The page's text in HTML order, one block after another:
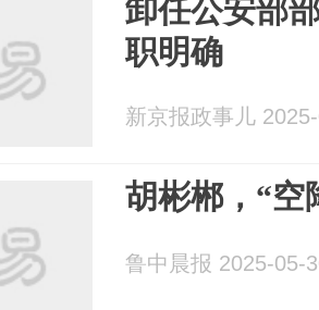
卸任公安部
职明确
新京报政事儿
胡彬郴，“空
鲁中晨报 2025-05-